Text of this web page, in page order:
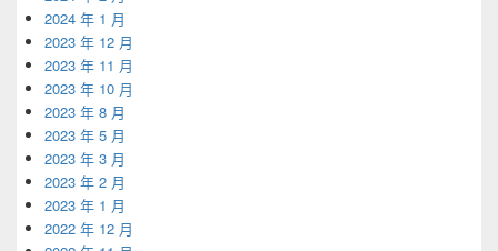
2024 年 1 月
2023 年 12 月
2023 年 11 月
2023 年 10 月
2023 年 8 月
2023 年 5 月
2023 年 3 月
2023 年 2 月
2023 年 1 月
2022 年 12 月